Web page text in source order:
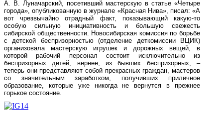
А. В. Луначарский, посетивший мастерскую в статье «Четыре
города», опубликованную в журнале «Красная Нива», писал: «А
вот чрезвычайно отрадный факт, показывающий какую-то
особую сильную инициативность и большую свежесть
сибирской общественности. Новосибирская комиссия по борьбе
с детской беспризорностью (отделение деткомиссии ВЦИК)
организовала мастерскую игрушек и дорожных вещей, в
которой рабочий персонал состоит исключительно из
беспризорных детей, вернее, из бывших беспризорных, –
теперь они представляют собой прекрасных граждан, мастеров
со значительным заработком, получивших приличное
образование, которые уже никогда не вернутся в прежнее
горькое состояние.